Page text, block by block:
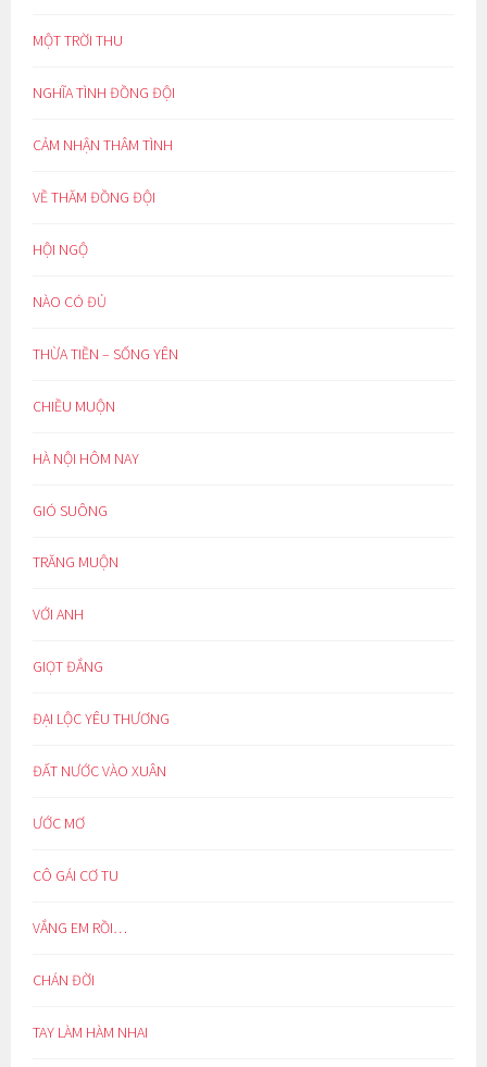
MỘT TRỜI THU
NGHĨA TÌNH ĐỒNG ĐỘI
CẢM NHẬN THÂM TÌNH
VỀ THĂM ĐỒNG ĐỘI
HỘI NGỘ
NÀO CÓ ĐỦ
THỪA TIỀN – SỐNG YÊN
CHIỀU MUỘN
HÀ NỘI HÔM NAY
GIÓ SUÔNG
TRĂNG MUỘN
VỚI ANH
GIỌT ĐẮNG
ĐẠI LỘC YÊU THƯƠNG
ĐẤT NƯỚC VÀO XUÂN
ƯỚC MƠ
CÔ GÁI CƠ TU
VẮNG EM RỒI…
CHÁN ĐỜI
TAY LÀM HÀM NHAI